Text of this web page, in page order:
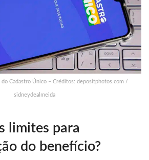
Cadastro Único – Créditos: depositphotos.com /
sidneydealmeida
limites para
do benefício?